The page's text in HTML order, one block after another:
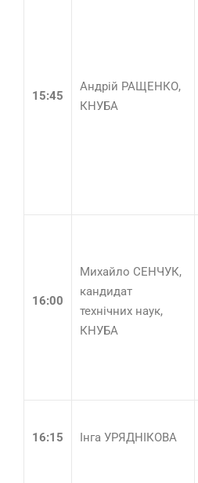
15:45
Андрій РАЩЕНКО,
КНУБА
16:00
Михайло СЕНЧУК,
кандидат
технічних наук,
КНУБА
16:15 Інга УРЯДНІКОВА